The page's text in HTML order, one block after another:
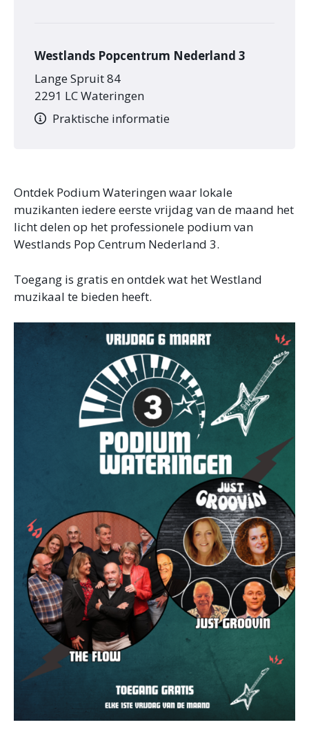
Ontdek Podium Wateringen waar lokale
muzikanten iedere eerste vrijdag van de maand het
licht delen op het professionele podium van
Westlands Pop Centrum Nederland 3.
Toegang is gratis en ontdek wat het Westland
muzikaal te bieden heeft.
Westlands Popcentrum Nederland 3
Lange Spruit 84
2291 LC Wateringen
Praktische informatie